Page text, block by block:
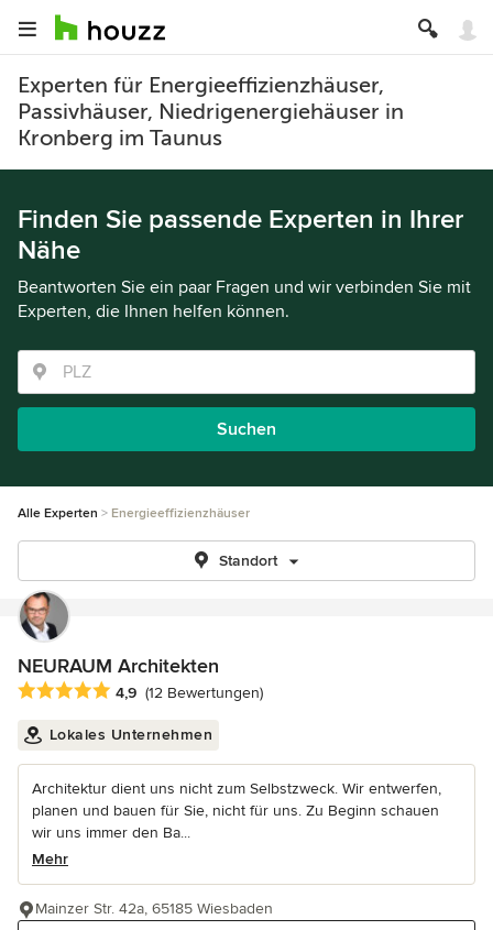
Experten für Energieeffizienzhäuser,
Passivhäuser, Niedrigenergiehäuser in
Kronberg im Taunus
Finden Sie passende Experten in Ihrer
Nähe
Beantworten Sie ein paar Fragen und wir verbinden Sie mit
Experten, die Ihnen helfen können.
Suchen
Alle Experten Energieeffizienzhäuser
Standort
NEURAUM Architekten
Durchschnittliche Bewertung: 4.9 von 5 Sternen
4,9 (12 Bewertungen)
Lokales Unternehmen
Architektur dient uns nicht zum Selbstzweck. Wir entwerfen,
planen und bauen für Sie, nicht für uns. Zu Beginn schauen
wir uns immer den Ba...
Mehr
Mainzer Str. 42a, 65185 Wiesbaden